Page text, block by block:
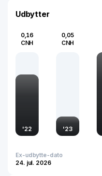
Udbytter
0,16
CNH
'22
0,05
CNH
'23
Ex-udbytte-dato
24. jul. 2026